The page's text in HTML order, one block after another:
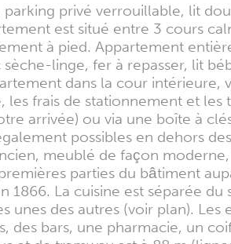
privé verrouillable, lit
est situé entre 3 cours
à pied. Appartement
linge, fer à repasser, lit
dans la cour intérieure,
frais de stationnement et
arrivée) ou via une boîte à
possibles en dehors
meublé de façon
parties du bâtiment
La cuisine est séparée
des autres (voir plan).
des bars, une pharmacie, un